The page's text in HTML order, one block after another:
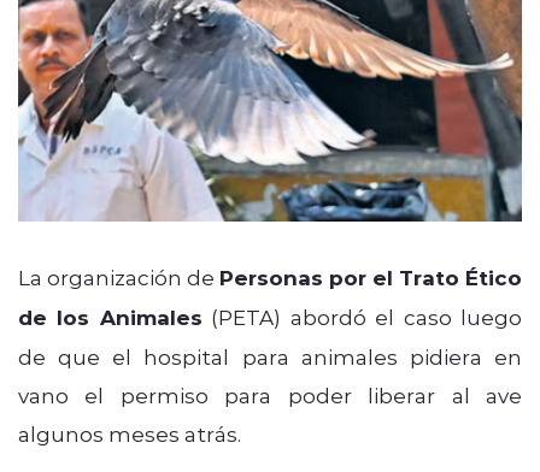
La organización de Personas por el Trato Ético
de los Animales (PETA) abordó el caso luego
de que el hospital para animales pidiera en
vano el permiso para poder liberar al ave
algunos meses atrás.